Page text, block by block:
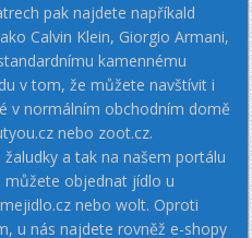
pak najdete napříkald
Calvin Klein, Giorgio Armani,
kamennému
v tom, že můžete navštívit i
v normálním obchodním domě
nebo zoot.cz.
a tak na našem portálu
objednat jídlo u
nebo wolt. Oproti
u nás najdete rovněž e-shopy